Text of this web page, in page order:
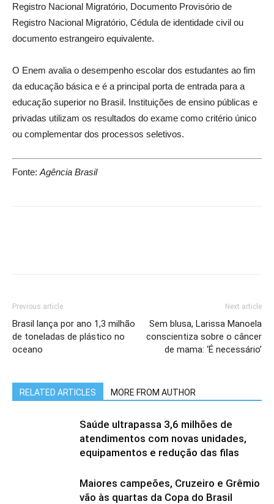
Registro Nacional Migratório, Documento Provisório de
Registro Nacional Migratório, Cédula de identidade civil ou
documento estrangeiro equivalente.
O Enem avalia o desempenho escolar dos estudantes ao fim
da educação básica e é a principal porta de entrada para a
educação superior no Brasil. Instituições de ensino públicas e
privadas utilizam os resultados do exame como critério único
ou complementar dos processos seletivos.
Fonte: Agência Brasil
Previous article
Brasil lança por ano 1,3 milhão
de toneladas de plástico no
oceano
Next article
Sem blusa, Larissa Manoela
conscientiza sobre o câncer
de mama: ‘É necessário’
RELATED ARTICLES MORE FROM AUTHOR
Saúde ultrapassa 3,6 milhões de
atendimentos com novas unidades,
equipamentos e redução das filas
Maiores campeões, Cruzeiro e Grêmio
vão às quartas da Copa do Brasil